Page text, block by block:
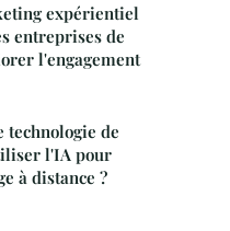
expérientiel
entreprises de
l'engagement
technologie de
l'IA pour
à distance ?